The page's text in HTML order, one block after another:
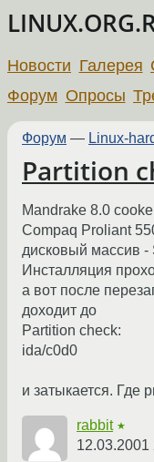
Новости Галерея
Форум Опросы
Форум — Linux-
Partition
Mandrake 8.0
Compaq Proliant
дисковый массив -
Инсталляция
а вот после
доходит до
Partition check:
ida/c0d0
и затыкается. Где
rabbit ★
12.03.2001